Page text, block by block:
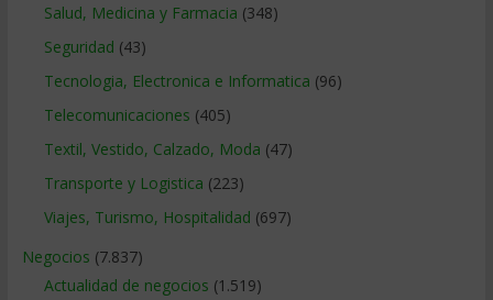
Salud, Medicina y Farmacia (348)
Seguridad (43)
Tecnologia, Electronica e Informatica (96)
Telecomunicaciones (405)
Textil, Vestido, Calzado, Moda (47)
Transporte y Logistica (223)
Viajes, Turismo, Hospitalidad (697)
Negocios (7.837)
Actualidad de negocios (1.519)